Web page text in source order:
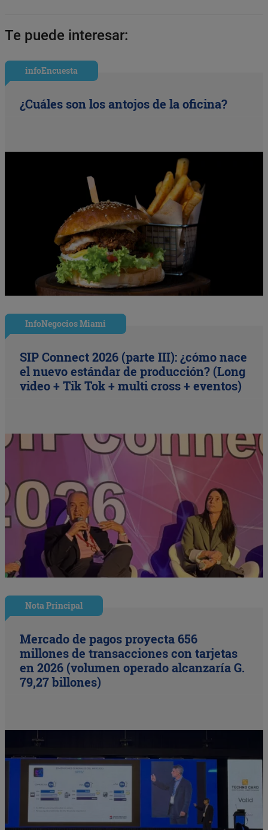
Te puede interesar:
infoEncuesta
¿Cuáles son los antojos de la oficina?
InfoNegocios Miami
SIP Connect 2026 (parte III): ¿cómo nace
el nuevo estándar de producción? (Long
video + Tik Tok + multi cross + eventos)
Nota Principal
Mercado de pagos proyecta 656
millones de transacciones con tarjetas
en 2026 (volumen operado alcanzaría G.
79,27 billones)